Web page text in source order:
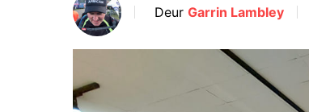
Deur Garrin Lambley